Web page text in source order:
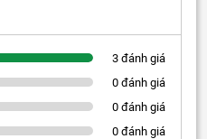
3 đánh giá
0 đánh giá
0 đánh giá
0 đánh giá